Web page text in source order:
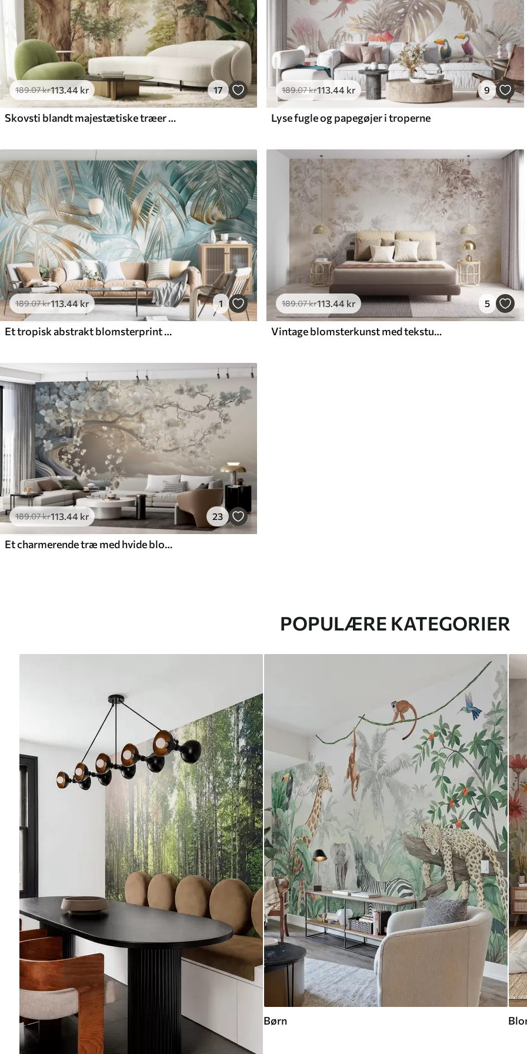
189.07kr113.44 kr 17
Skovsti blandt majestætiske træer i akvarelstil
189.07kr113.44 kr 9
Lyse fugle og papegøjer i troperne
189.07kr113.44kr 1
Et tropisk abstrakt blomsterprint med store palmeblade i blå og beige nuancer skaber en frodig atmosfære
189.07kr113 .44 kr 5
Vintage blomsterkunst med tekstur og illustrationer af delikate haveblomster og blade i tegnet stil, bløde pastelfarver i beige og sepia
189.07kr113.44 kr 23
Et charmerende træ med hvide blomster på baggrund af skyer i en interessant stil i sarte varme farver
POPULÆRE KATEGORIER
Børn